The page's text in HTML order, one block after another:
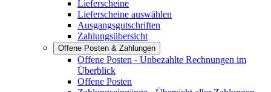
Lieferscheine
Lieferscheine auswählen
Ausgangsgutschriften
Zahlungsübersicht
Offene Posten & Zahlungen
Offene Posten - Unbezahlte Rechnungen im
Überblick
Offene Posten